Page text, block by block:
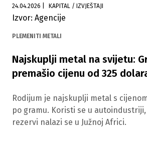
24.04.2026 KAPITAL / IZVJEŠTAJI
Izvor: Agencije
PLEMENITI METALI
Najskuplji metal na svijetu:
premašio cijenu od 325
Rodijum je najskuplji metal s
po gramu. Koristi se u
rezervi nalazi se u Južnoj Africi.